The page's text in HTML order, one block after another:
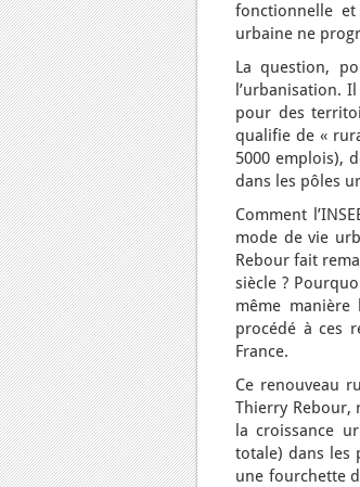
fonctionnelle
urbaine ne
La question,
l’urbanisation.
pour des
qualifie de «
5000 emplois),
dans les pôles
Comment
mode de vie
Rebour fait
siècle ?
même manière
procédé à ces
France.
Ce renouveau
Thierry Rebour,
la croissance
totale) dans les
une fourchette